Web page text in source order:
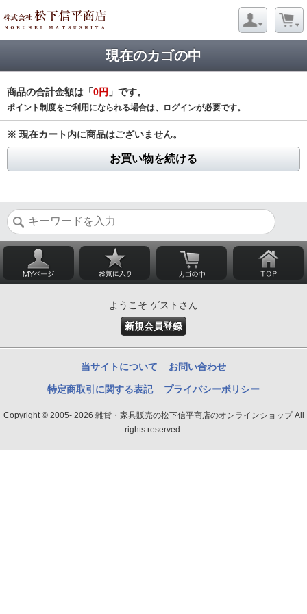
現在のカゴの中
商品の合計金額は「0円 」です。
ポイント制度をご利用になられる場合は、ログインが必要です。
※ 現在カート内に商品はございません。
お買い物を続ける
ようこそ ゲストさん
新規会員登録
当サイトについて お問い合わせ
特定商取引に関する表記 プライバシーポリシー
Copyright © 2005- 2026 雑貨・家具販売の松下信平商店のオンラインショップ All
rights reserved.